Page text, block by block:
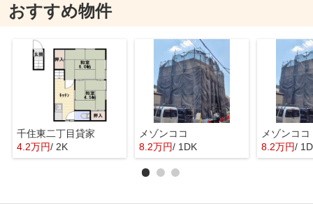
おすすめ物件
千住東二丁目貸家
4.2万円/ 2K
メゾンココ
8.2万円/ 1DK
メゾンココ
8.2万円/